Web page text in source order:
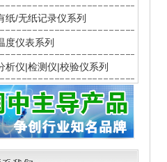
纸/无纸记录仪系列
度仪表系列
析仪|检测仪|校验仪系列